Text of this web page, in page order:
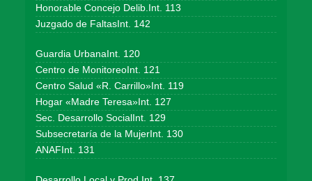
Honorable Concejo Delib.Int. 113
Juzgado de FaltasInt. 142
Guardia UrbanaInt. 120
Centro de MonitoreoInt. 121
Centro Salud «R. Carrillo»Int. 119
Hogar «Madre Teresa»Int. 127
Sec. Desarrollo SocialInt. 129
Subsecretaría de la MujerInt. 130
ANAFInt. 131